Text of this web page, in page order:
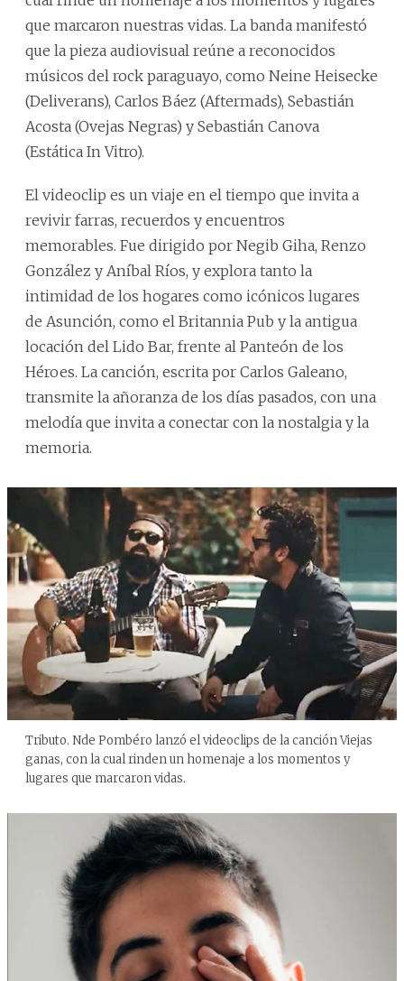
que marcaron nuestras vidas. La banda manifestó
que la pieza audiovisual reúne a reconocidos
músicos del rock paraguayo, como Neine Heisecke
(Deliverans), Carlos Báez (Aftermads), Sebastián
Acosta (Ovejas Negras) y Sebastián Canova
(Estática In Vitro).
El videoclip es un viaje en el tiempo que invita a
revivir farras, recuerdos y encuentros
memorables. Fue dirigido por Negib Giha, Renzo
González y Aníbal Ríos, y explora tanto la
intimidad de los hogares como icónicos lugares
de Asunción, como el Britannia Pub y la antigua
locación del Lido Bar, frente al Panteón de los
Héroes. La canción, escrita por Carlos Galeano,
transmite la añoranza de los días pasados, con una
melodía que invita a conectar con la nostalgia y la
memoria.
Tributo. Nde Pombéro lanzó el videoclips de la canción Viejas
ganas, con la cual rinden un homenaje a los momentos y
lugares que marcaron vidas.